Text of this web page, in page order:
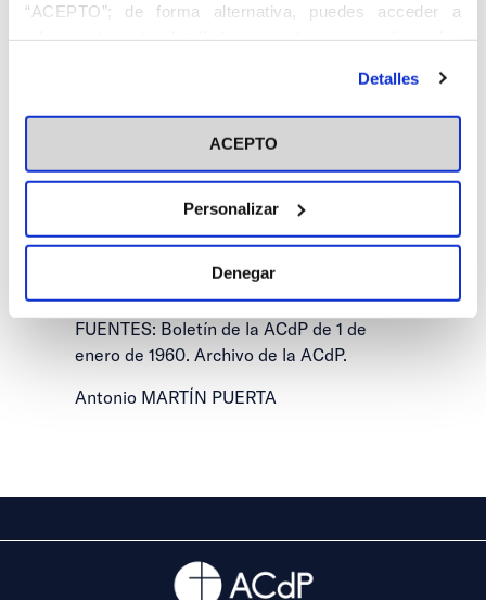
“ACEPTO”; de forma alternativa, puedes acceder a
información más detallada y cambiar tus preferencias
en el botón "Personalizar". Para más información puedes
visitar nuestra Política de Cookies
Detalles
ACEPTO
Personalizar
Denegar
DE MANTARAS GARCÍA-PELAYO, Tomás.
Jerez de la Frontera, 15.VIII.1908.
Fue Jefe de Estudios y Ayudante de
Dirección del Colegio Mayor de San Pablo.
Ingresó en la ACN de P en 1959.
FUENTES: Boletín de la ACdP de 1 de
enero de 1960. Archivo de la ACdP.
Antonio MARTÍN PUERTA